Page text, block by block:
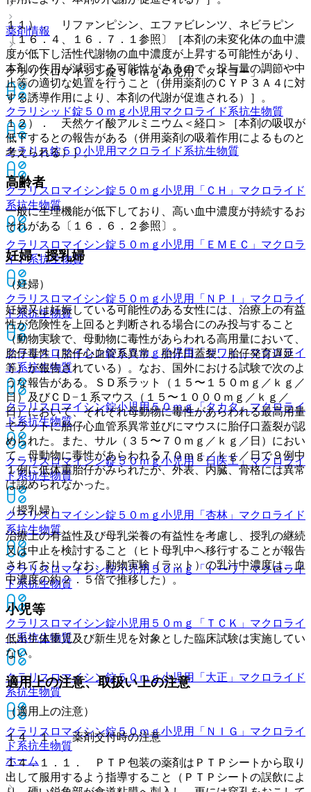
薬剤情報
クラリスロマイシン錠５０ｍｇ小児用「タイヨー」
クラリシッド錠５０ｍｇ小児用 マクロライド系抗生物質
クラリス錠５０小児用 マクロライド系抗生物質
クラリスロマイシン錠５０ｍｇ小児用「ＣＨ」 マクロライド
系抗生物質
クラリスロマイシン錠５０ｍｇ小児用「ＥＭＥＣ」 マクロラ
イド系抗生物質
クラリスロマイシン錠５０ｍｇ小児用「ＮＰＩ」 マクロライ
ド系抗生物質
クラリスロマイシン錠５０ｍｇ小児用「サワイ」マクロライ
ド系抗生物質
クラリスロマイシン錠小児用５０ｍｇ「タカタ」 マクロライ
ド系抗生物質
クラリスロマイシン錠５０ｍｇ小児用「日医工」 マクロライ
ド系抗生物質
クラリスロマイシン錠５０ｍｇ小児用「杏林」 マクロライド
系抗生物質
クラリスロマイシン錠小児用５０ｍｇ「トーワ」マクロライ
ド系抗生物質
クラリスロマイシン錠小児用５０ｍｇ「ＴＣＫ」 マクロライ
ド系抗生物質
クラリスロマイシン錠５０ｍｇ小児用「大正」 マクロライド
系抗生物質
クラリスロマイシン錠５０ｍｇ小児用「ＮＩＧ」 マクロライ
ド系抗生物質
ホーム
１１）． リファンピシン、エファビレンツ、ネビラピン
〔１６．４、１６．７．１参照〕［本剤の未変化体の血中濃
度が低下し活性代謝物の血中濃度が上昇する可能性があり、
本剤の作用が減弱する可能性があるので、投与量の調節や中
止等の適切な処置を行うこと（併用薬剤のＣＹＰ３Ａ４に対
する誘導作用により、本剤の代謝が促進される）］。
１２）． 天然ケイ酸アルミニウム＜経口＞［本剤の吸収が
低下するとの報告がある（併用薬剤の吸着作用によるものと
考えられる）］。
高齢者
一般に生理機能が低下しており、高い血中濃度が持続するお
それがある〔１６．６．２参照〕。
妊婦・授乳婦
（妊婦）
妊婦又は妊娠している可能性のある女性には、治療上の有益
性が危険性を上回ると判断される場合にのみ投与すること
（動物実験で、母動物に毒性があらわれる高用量において、
胎仔毒性（胎仔心血管系異常、胎仔口蓋裂、胎仔発育遅延
等）が報告されている）。なお、国外における試験で次のよ
うな報告がある。ＳＤ系ラット（１５〜１５０ｍｇ／ｋｇ／
日）及びＣＤ−１系マウス（１５〜１０００ｍｇ／ｋｇ／
日）において、それぞれ母動物に毒性があらわれる最高用量
でラットに胎仔心血管系異常並びにマウスに胎仔口蓋裂が認
められた。また、サル（３５〜７０ｍｇ／ｋｇ／日）におい
て、母動物に毒性があらわれる７０ｍｇ／ｋｇ／日で９例中
１例に低体重胎仔がみられたが、外表、内臓、骨格には異常
は認められなかった。
（授乳婦）
治療上の有益性及び母乳栄養の有益性を考慮し、授乳の継続
又は中止を検討すること（ヒト母乳中へ移行することが報告
されており、なお、動物実験（ラット）の乳汁中濃度は、血
中濃度の約２．５倍で推移した）。
小児等
低出生体重児及び新生児を対象とした臨床試験は実施してい
ない。
適用上の注意、取扱い上の注意
（適用上の注意）
１４．１． 薬剤交付時の注意
１４．１．１． ＰＴＰ包装の薬剤はＰＴＰシートから取り
出して服用するよう指導すること（ＰＴＰシートの誤飲によ